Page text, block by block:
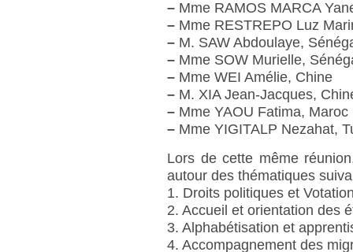
– Mme RAMOS MARCA
– Mme RESTREPO Luz
– M. SAW Abdoulaye,
– Mme SOW Murielle,
– Mme WEI Amélie, Chine
– M. XIA Jean-Jacques,
– Mme YAOU Fatima, Maroc
– Mme YIGITALP Nezahat,
Lors de cette même
autour des thématiques
1. Droits politiques et
2. Accueil et orientation des
3. Alphabétisation et
4. Accompagnement des